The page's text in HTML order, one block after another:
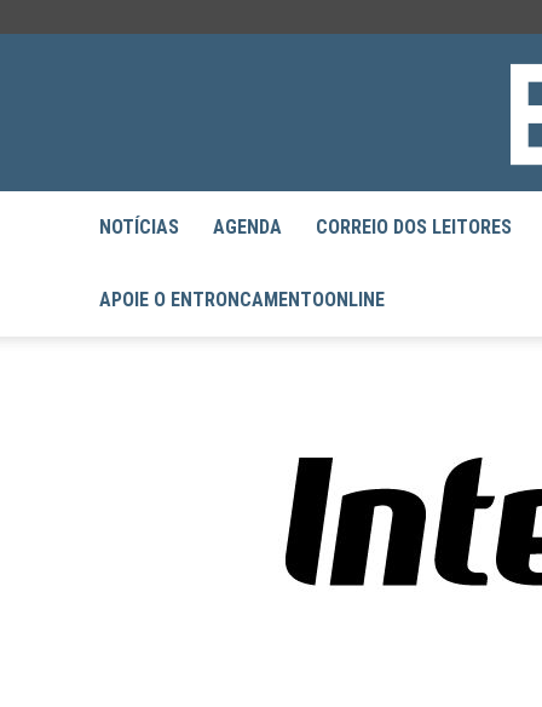
NOTÍCIAS AGENDA CORREIO DOS LEITORES
APOIE O ENTRONCAMENTOONLINE